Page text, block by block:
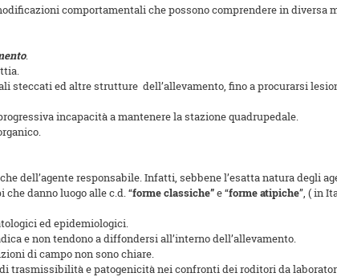
comportamentali che possono comprendere in diversa
.
ed altre strutture dell’allevamento, fino a procurarsi
incapacità a mantenere la stazione quadrupedale.
dell’agente responsabile. Infatti, sebbene l’esatta natura degli
danno luogo alle c.d. “formeclassiche”e “forme atipiche”, ( in
ed epidemiologici.
e non tendono a diffondersi all’interno dell’allevamento.
di campo non sono chiare.
trasmissibilità e patogenicità nei confronti dei roditori da